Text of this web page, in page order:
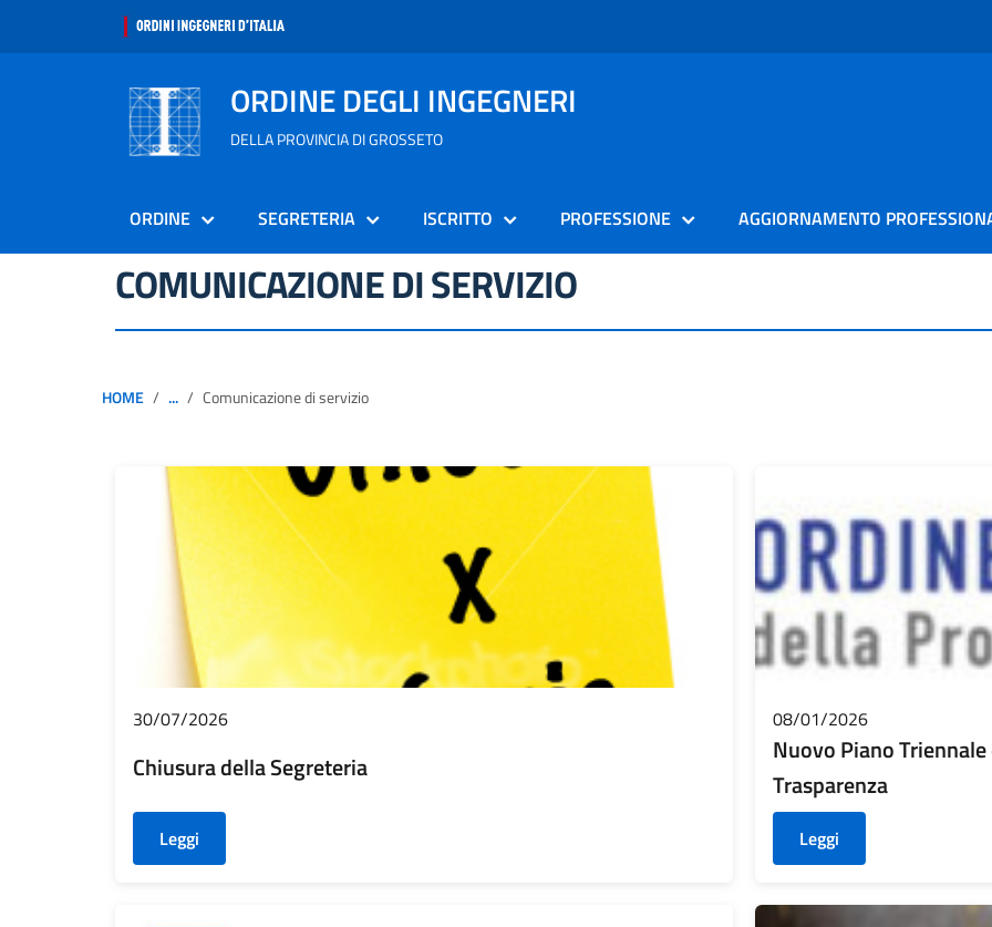
ORDINE DEGLI INGEGNERI
DELLA PROVINCIA DI GROSSETO
ORDINE SEGRETERIA ISCRITTO PROFESSIONE AGGIORNAMENTO
COMUNICAZIONE DI SERVIZIO
HOME ... Comunicazione di servizio
30/07/2026
Chiusura della Segreteria
Leggi
08/01/2026
Nuovo Piano
Trasparenza
Leggi